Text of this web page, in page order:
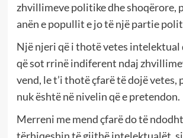
zhvillimeve politike dhe shoqërore,
anën e popullit e jo të një partie
Një njeri që i thotë vetes intelektual
që sot rrinë indiferent ndaj
vend, le t’i thotë çfarë të dojë vetes,
nuk është në nivelin që e pretendon.
Merreni me mend çfarë do të